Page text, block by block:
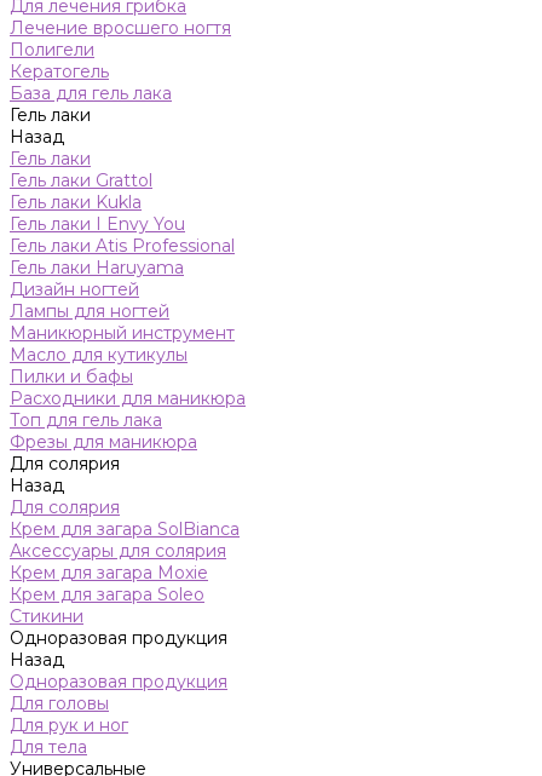
Для лечения грибка
Лечение вросшего ногтя
Полигели
Кератогель
База для гель лака
Гель лаки
Назад
Гель лаки
Гель лаки Grattol
Гель лаки Kukla
Гель лаки I Envy You
Гель лаки Atis Professional
Гель лаки Haruyama
Дизайн ногтей
Лампы для ногтей
Маникюрный инструмент
Масло для кутикулы
Пилки и бафы
Расходники для маникюра
Топ для гель лака
Фрезы для маникюра
Для солярия
Назад
Для солярия
Крем для загара SolBianca
Аксессуары для солярия
Крем для загара Moxie
Крем для загара Soleo
Стикини
Одноразовая продукция
Назад
Одноразовая продукция
Для головы
Для рук и ног
Для тела
Универсальные